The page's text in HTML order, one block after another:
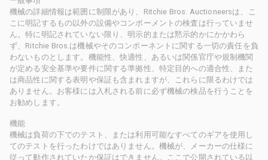
機械の詳細情報は範囲に制限があり、Ritchie Bros. Auctioneersは、こ
こに明記するもの以外の設備やコンポーメントの検査は行っていませ
ん。特に明記されていない限り、明示的または黙示的かにかかわら
ず、Ritchie Bros.は機械やそのコンポーネントに関する一切の責任を負
わないものとします。機能性、快適性、あるいは関係官庁や規制機関
が定める安全基準や要件に関する準拠性、特定目的への適合性、また
は商品性に関する表明や保証も含まれますが、これらに限るわけでは
ありません。お客様には入札される前に必ず機械の検品を行うことを
お勧めします。
機能
機械は負荷の下でのテスト、または利用可能なすべてのギアを使用し
てのテストを行ったわけではありません。機械が、メーカーの仕様に
従って動作されていたか保証はできません。ここで公開されている以